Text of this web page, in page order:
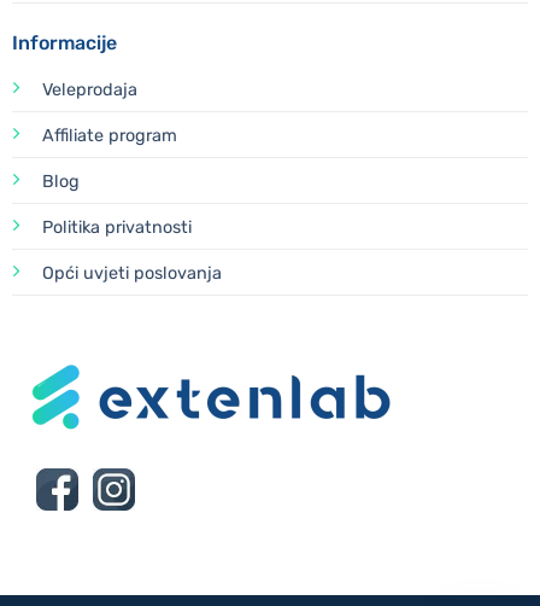
Informacije
Veleprodaja
Affiliate program
Blog
Politika privatnosti
Opći uvjeti poslovanja